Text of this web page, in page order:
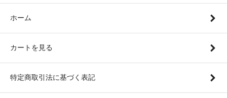
ホーム
カートを見る
特定商取引法に基づく表記